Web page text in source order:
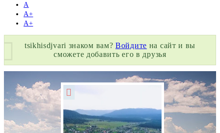
А
А+
А+
tsikhisdjvari знаком вам?Войдите на сайт и вы
сможете добавить его в друзья